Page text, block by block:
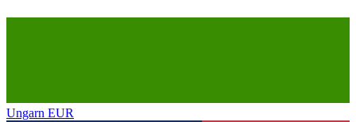
Ungarn EUR